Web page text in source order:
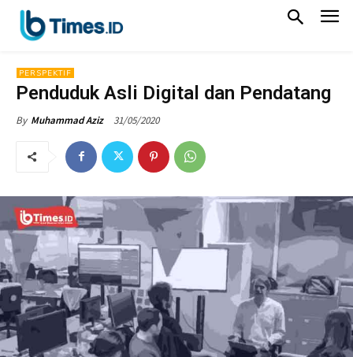
PERSPEKTIF
Penduduk Asli Digital dan Pendatang
By Muhammad Aziz 31/05/2020